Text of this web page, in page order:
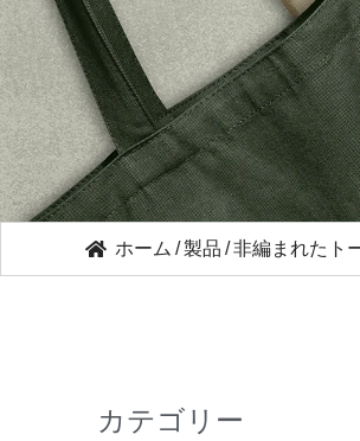
ホーム /製品 /非編まれたト
カテゴリー